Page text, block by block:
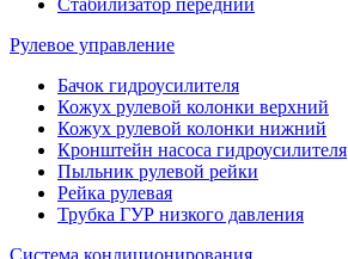
Рулевое управление
Бачок гидроусилителя
Кожух рулевой колонки верхний
Кожух рулевой колонки нижний
Кронштейн насоса гидроусилителя
Пыльник рулевой рейки
Рейка рулевая
Трубка ГУР низкого давления
Система кондиционирования